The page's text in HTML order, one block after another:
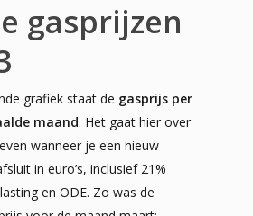
gasprijzen
grafiek staat de gasprijs per
maand. Het gaat hier over
wanneer je een nieuw
in euro’s, inclusief 21%
en ODE. Zo was de